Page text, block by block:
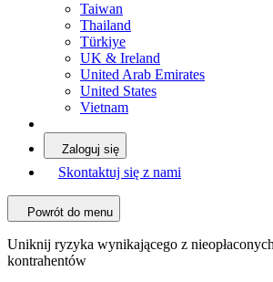
Taiwan
Thailand
Türkiye
UK & Ireland
United Arab Emirates
United States
Vietnam
Zaloguj się
Skontaktuj się z nami
Powrót do menu
Uniknij ryzyka wynikającego z
kontrahentów